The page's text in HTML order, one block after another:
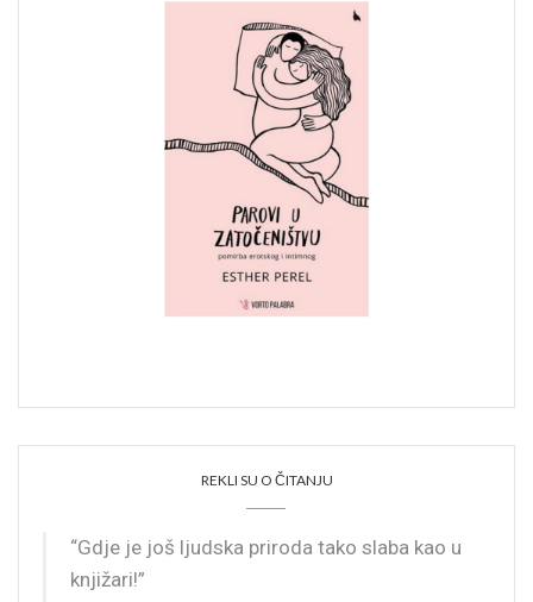
REKLI SU O ČITANJU
“Gdje je još ljudska priroda tako slaba kao u
knjižari!”